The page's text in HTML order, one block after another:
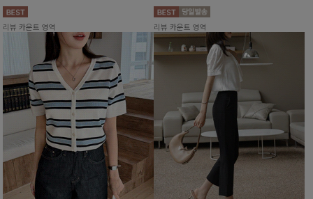
리뷰 카운트 영역 리뷰 카운트 영역